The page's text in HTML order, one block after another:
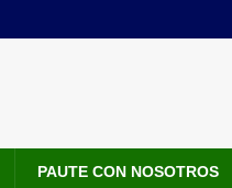
PAUTE CON NOSOTROS